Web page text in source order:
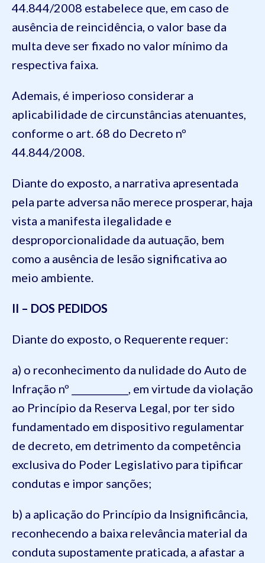
44.844/2008 estabelece que, em caso de
ausência de reincidência, o valor base da
multa deve ser fixado no valor mínimo da
respectiva faixa.
Ademais, é imperioso considerar a
aplicabilidade de circunstâncias atenuantes,
conforme o art. 68 do Decreto nº
44.844/2008.
Diante do exposto, a narrativa apresentada
pela parte adversa não merece prosperar, haja
vista a manifesta ilegalidade e
desproporcionalidade da autuação, bem
como a ausência de lesão significativa ao
meio ambiente.
II – DOS PEDIDOS
Diante do exposto, o Requerente requer:
a) o reconhecimento da nulidade do Auto de
Infração nº ____________, em virtude da violação
ao Princípio da Reserva Legal, por ter sido
fundamentado em dispositivo regulamentar
de decreto, em detrimento da competência
exclusiva do Poder Legislativo para tipificar
condutas e impor sanções;
b) a aplicação do Princípio da Insignificância,
reconhecendo a baixa relevância material da
conduta supostamente praticada, a afastar a